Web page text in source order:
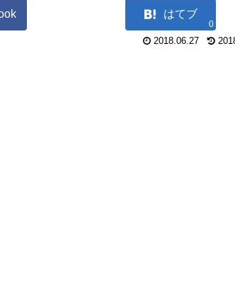
はてブ
0
2018.06.27